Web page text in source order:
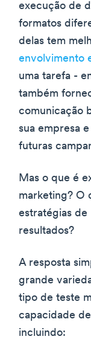
execução de
formatos
delas tem
envolvimento
uma tarefa -
também
comunicação
sua empresa
futuras
Mas o que é
marketing? O
estratégias
resultados?
A resposta
grande
tipo de teste
capacidade
incluindo: